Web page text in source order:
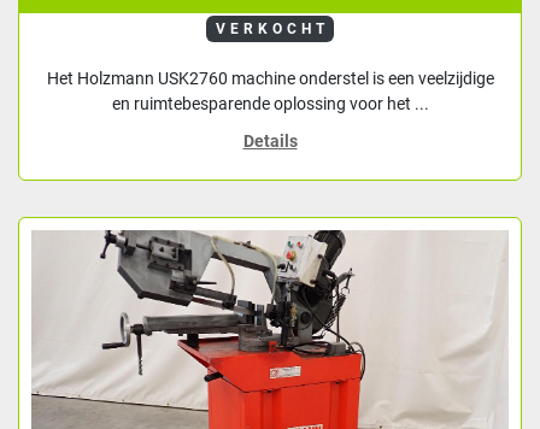
VERKOCHT
Het Holzmann USK2760 machine onderstel is een veelzijdige
en ruimtebesparende oplossing voor het ...
Details